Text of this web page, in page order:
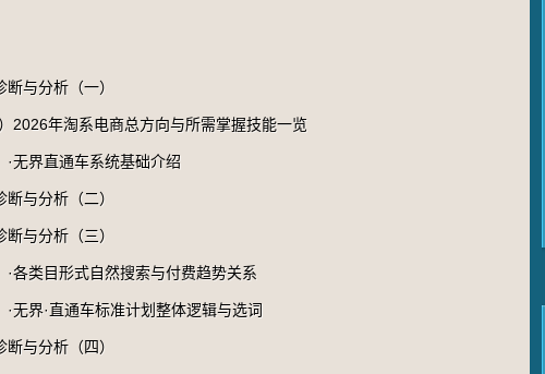
与分析（一）
2026年淘系电商总方向与所需掌握技能一览
·无界直通车系统基础介绍
与分析（二）
与分析（三）
·各类目形式自然搜索与付费趋势关系
无界·直通车标准计划整体逻辑与选词
与分析（四）